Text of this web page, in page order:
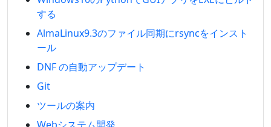
する
AlmaLinux9.3のファイル同期にrsyncをインスト
ール
DNF の自動アップデート
Git
ツールの案内